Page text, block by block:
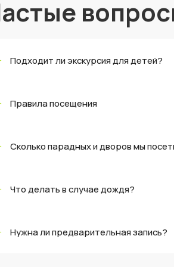
Подходит ли экскурсия для детей?
Правила посещения
Сколько парадных и дворов мы
Что делать в случае дождя?
Нужна ли предварительная запись?